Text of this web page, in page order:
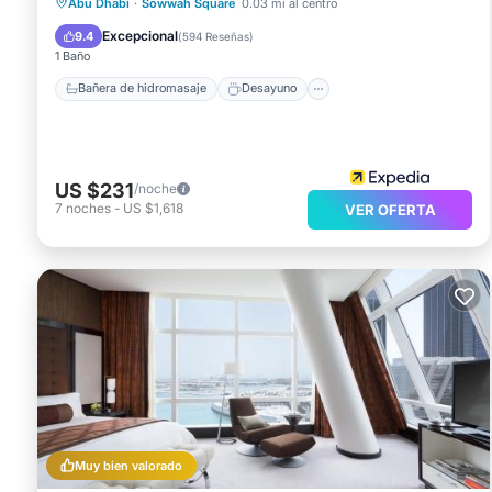
9.4 Excepcional(594 Reseñas)
1 Baño
Bañera de hidromasaje Desayuno
Aparcamiento
Piscina
US $231/noche
7 noches - US $1,618 VER OFERTA
Muy bien valorado